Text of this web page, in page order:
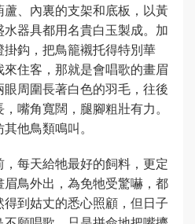
、內裏的支架和底板，以黃
器具都用名貴白玉製成。加
鈎，把鳥籠襯托得特別華
住客，那就是會唱歌的畫眉
周圍長著白色的羽毛，往後
嘴角寬闊，腿腳粗壯有力。
他鳥類鳴叫。
每天給牠最好的飼料，更定
鳥外出，為免牠受驚嚇，都
到姑丈的悉心照顧，但日子